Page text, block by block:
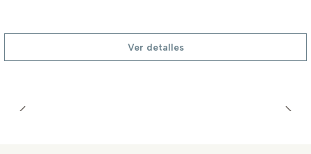
Ver detalles